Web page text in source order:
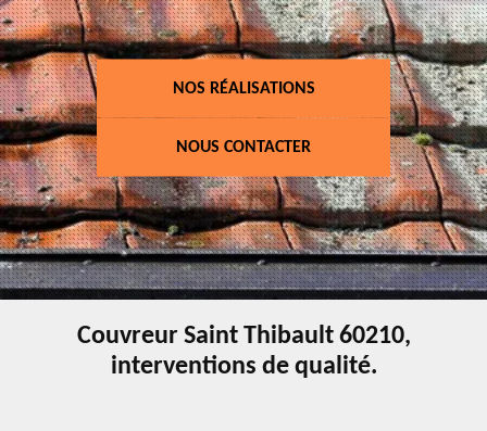
NOS RÉALISATIONS
NOUS CONTACTER
Couvreur Saint Thibault 60210,
interventions de qualité.